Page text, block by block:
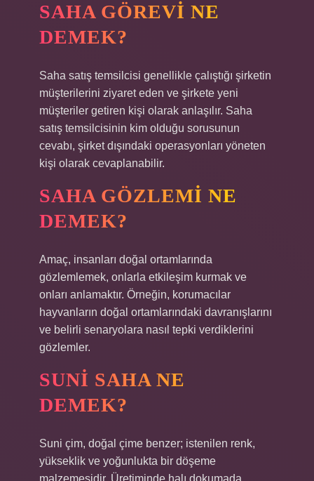
SAHA GÖREVI NE
DEMEK?
Saha satış temsilcisi genellikle çalıştığı şirketin
müşterilerini ziyaret eden ve şirkete yeni
müşteriler getiren kişi olarak anlaşılır. Saha
satış temsilcisinin kim olduğu sorusunun
cevabı, şirket dışındaki operasyonları yöneten
kişi olarak cevaplanabilir.
SAHA GÖZLEMI NE
DEMEK?
Amaç, insanları doğal ortamlarında
gözlemlemek, onlarla etkileşim kurmak ve
onları anlamaktır. Örneğin, korumacılar
hayvanların doğal ortamlarındaki davranışlarını
ve belirli senaryolara nasıl tepki verdiklerini
gözlemler.
SUNI SAHA NE
DEMEK?
Suni çim, doğal çime benzer; istenilen renk,
yükseklik ve yoğunlukta bir döşeme
malzemesidir. Üretiminde halı dokumada